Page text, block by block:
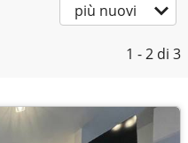
più nuovi
1 - 2 di 3